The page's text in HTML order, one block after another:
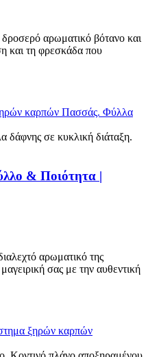
δροσερό αρωματικό βότανο και
και τη φρεσκάδα που
& Ποιότητα |
αρωματικό της
σας με την αυθεντική